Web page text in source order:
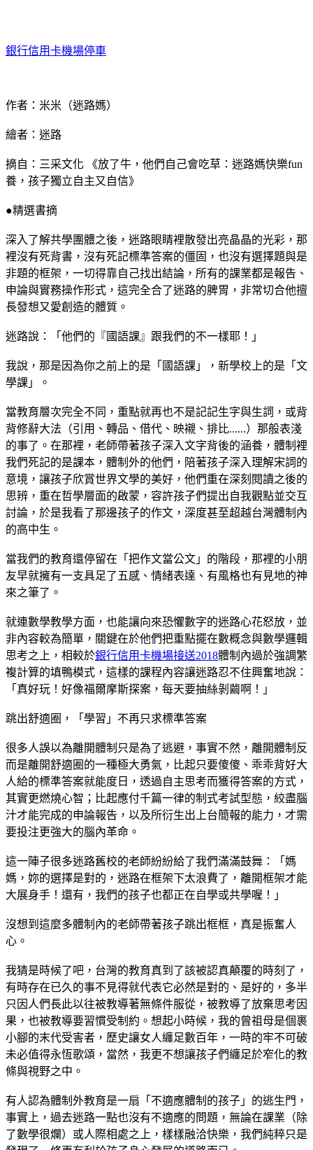
銀行信用卡機場停車
作者：米米（迷路媽）
繪者：迷路
摘自：三采文化 《放了牛，他們自己會吃草：迷路媽快樂fun
養，孩子獨立自主又自信》
●精選書摘
深入了解共學團體之後，迷路眼睛裡散發出亮晶晶的光彩，那
裡沒有死背書，沒有死記標準答案的僵固，也沒有選擇題與是
非題的框架，一切得靠自己找出結論，所有的課業都是報告、
申論與實務操作形式，這完全合了迷路的脾胃，非常切合他擅
長發想又愛創造的體質。
迷路說：「他們的『國語課』跟我們的不一樣耶！」
我說，那是因為你之前上的是「國語課」，新學校上的是「文
學課」。
當教育層次完全不同，重點就再也不是記記生字與生詞，或背
背修辭大法（引用、轉品、借代、映襯、排比......）那般表淺
的事了。在那裡，老師帶著孩子深入文字背後的涵養，體制裡
我們死記的是課本，體制外的他們，陪著孩子深入理解宋詞的
意境，讓孩子欣賞世界文學的美好，他們重在深刻閱讀之後的
思辨，重在哲學層面的啟蒙，容許孩子們提出自我觀點並交互
討論，於是我看了那邊孩子的作文，深度甚至超越台灣體制內
的高中生。
當我們的教育還停留在「把作文當公文」的階段，那裡的小朋
友早就擁有一支具足了五感、情緒表達、有風格也有見地的神
來之筆了。
就連數學教學方面，也能讓向來恐懼數字的迷路心花怒放，並
非內容較為簡單，關鍵在於他們把重點擺在數概念與數學邏輯
思考之上，相較於銀行信用卡機場接送2018體制內過於強調繁
複計算的填鴨模式，這樣的課程內容讓迷路忍不住興奮地說：
「真好玩！好像福爾摩斯探案，每天要抽絲剝繭啊！」
跳出舒適圈，「學習」不再只求標準答案
很多人誤以為離開體制只是為了逃避，事實不然，離開體制反
而是離開舒適圈的一種極大勇氣，比起只要傻傻、乖乖背好大
人給的標準答案就能度日，透過自主思考而獲得答案的方式，
其實更燃燒心智；比起應付千篇一律的制式考試型態，絞盡腦
汁才能完成的申論報告，以及所衍生出上台簡報的能力，才需
要投注更強大的腦內革命。
這一陣子很多迷路舊校的老師紛紛給了我們滿滿鼓舞：「媽
媽，妳的選擇是對的，迷路在框架下太浪費了，離開框架才能
大展身手！還有，我們的孩子也都正在自學或共學喔！」
沒想到這麼多體制內的老師帶著孩子跳出框框，真是振奮人
心。
我猜是時候了吧，台灣的教育真到了該被認真顛覆的時刻了，
有時存在已久的事不見得就代表它必然是對的、是好的，多半
只因人們長此以往被教導著無條件服從，被教導了放棄思考因
果，也被教導要習慣受制約。想起小時候，我的曾祖母是個裹
小腳的末代受害者，歷史讓女人纏足數百年，一時的牢不可破
未必值得永恆歌頌，當然，我更不想讓孩子們纏足於窄化的教
條與視野之中。
有人認為體制外教育是一扇「不適應體制的孩子」的逃生門，
事實上，過去迷路一點也沒有不適應的問題，無論在課業（除
了數學很爛）或人際相處之上，樣樣融洽快樂，我們純粹只是